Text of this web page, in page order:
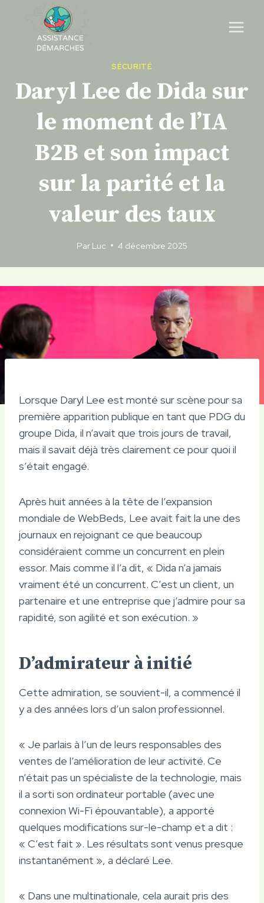
content
SÉCURITÉ
Daryl Lee de Dida sur
le moment de l’IA
B2B et son impact
sur la parité et la
valeur des taux
Par Luc 4 décembre 2025
Lorsque Daryl Lee est monté sur scène pour sa
première apparition publique en tant que PDG du
groupe Dida, il n’avait que trois jours de travail,
mais il savait déjà très clairement ce pour quoi il
s’était engagé.
Après huit années à la tête de l’expansion
mondiale de WebBeds, Lee avait fait la une des
journaux en rejoignant ce que beaucoup
considéraient comme un concurrent en plein
essor. Mais comme il l’a dit, « Dida n’a jamais
vraiment été un concurrent. C’est un client, un
partenaire et une entreprise que j’admire pour sa
rapidité, son agilité et son exécution. »
D’admirateur à initié
Cette admiration, se souvient-il, a commencé il
y a des années lors d’un salon professionnel.
« Je parlais à l’un de leurs responsables des
ventes de l’amélioration de leur activité. Ce
n’était pas un spécialiste de la technologie, mais
il a sorti son ordinateur portable (avec une
connexion Wi-Fi épouvantable), a apporté
quelques modifications sur-le-champ et a dit :
« C’est fait ». Les résultats sont venus presque
instantanément », a déclaré Lee.
« Dans une multinationale, cela aurait pris des